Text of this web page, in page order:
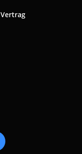
Vertrag